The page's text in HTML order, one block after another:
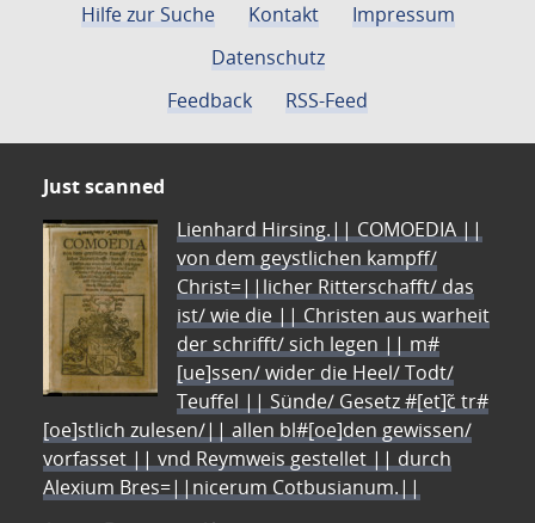
Hilfe zur Suche Kontakt
Impressum
Datenschutz
Feedback
RSS-Feed
Just scanned
Lienhard Hirsing.|| COMOEDIA ||
von dem geystlichen kampff/
Christ=||licher Ritterschafft/ das
ist/ wie die || Christen aus warheit
der schrifft/ sich legen || m#
[ue]ssen/ wider die Heel/ Todt/
Teuffel || Sünde/ Gesetz #[et]c̃ tr#
[oe]stlich zulesen/|| allen bl#[oe]den gewissen/
vorfasset || vnd Reymweis gestellet || durch
Alexium Bres=||nicerum Cotbusianum.||